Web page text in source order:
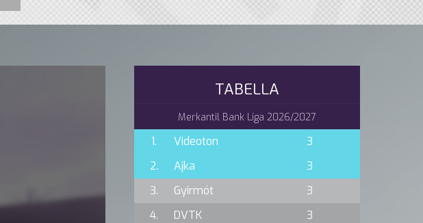
TABELLA
Merkantil Bank Liga 2026/2027
1. Videoton
3
2.
Ajka
3
3.
Gyirmót
3
4.
DVTK
3